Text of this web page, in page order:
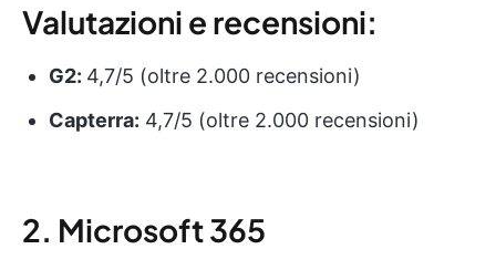
Valutazioni e recensioni:
G2: 4,7/5 (oltre 2.000 recensioni)
Capterra: 4,7/5 (oltre 2.000 recensioni)
2. Microsoft 365